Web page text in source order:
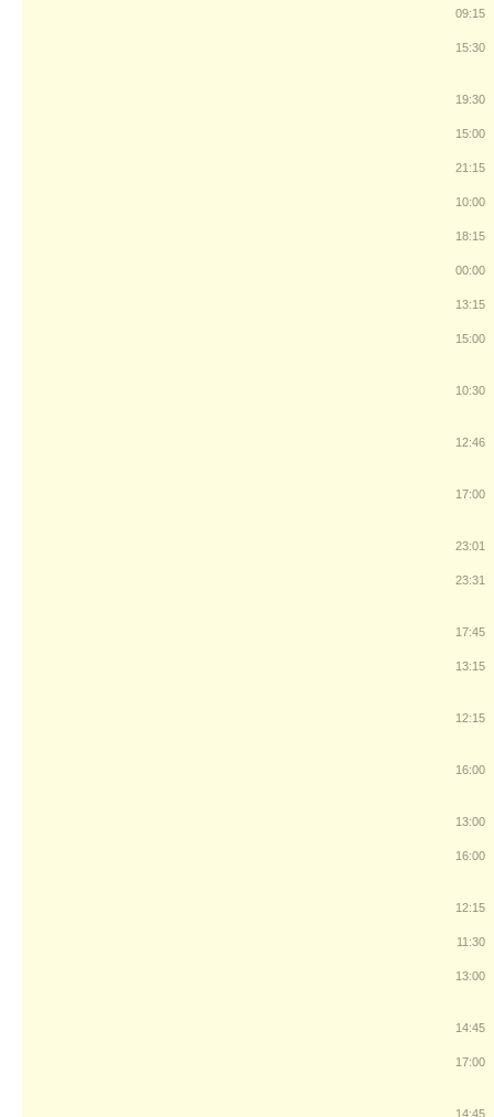
09:15
15:30
19:30
15:00
21:15
10:00
18:15
00:00
13:15
15:00
10:30
12:46
17:00
23:01
23:31
17:45
13:15
12:15
16:00
13:00
16:00
12:15
11:30
13:00
14:45
17:00
14:45